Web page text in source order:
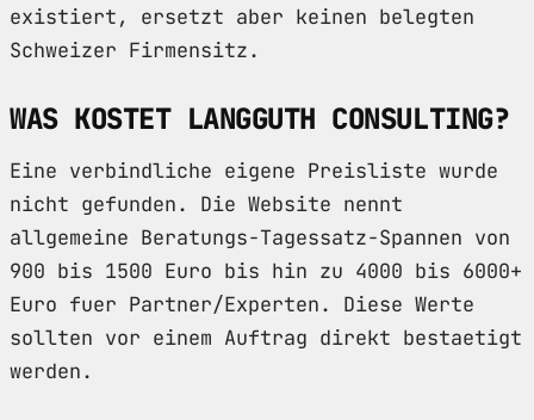
existiert, ersetzt aber keinen belegten
Schweizer Firmensitz.
WAS KOSTET LANGGUTH CONSULTING?
Eine verbindliche eigene Preisliste wurde
nicht gefunden. Die Website nennt
allgemeine Beratungs-Tagessatz-Spannen von
900 bis 1500 Euro bis hin zu 4000 bis 6000+
Euro fuer Partner/Experten. Diese Werte
sollten vor einem Auftrag direkt bestaetigt
werden.